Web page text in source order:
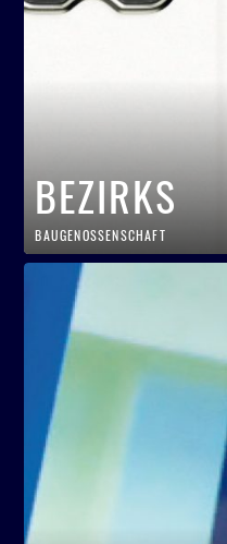
BEZIRKS
BAUGENOSSENSCHAFT